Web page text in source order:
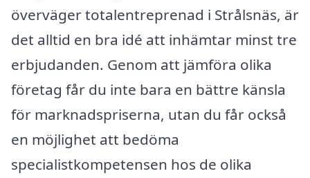
överväger totalentreprenad i Strålsnäs, är
det alltid en bra idé att inhämtar minst tre
erbjudanden. Genom att jämföra olika
företag får du inte bara en bättre känsla
för marknadspriserna, utan du får också
en möjlighet att bedöma
specialistkompetensen hos de olika